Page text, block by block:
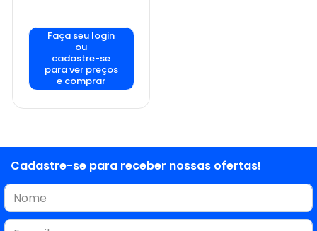
Faça seu login
ou
cadastre-se
para ver preços
e comprar
Cadastre-se para receber nossas ofertas!